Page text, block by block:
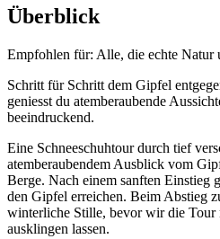
Überblick
Empfohlen für: Alle, die echte Natur
Schritt für Schritt dem Gipfel
geniesst du atemberaubende
beeindruckend.
Eine Schneeschuhtour durch tief
atemberaubendem Ausblick vom
Berge. Nach einem sanften Einstieg
den Gipfel erreichen. Beim Abstieg
winterliche Stille, bevor wir die Tour
ausklingen lassen.